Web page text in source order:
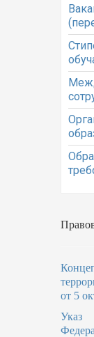
от 5
Указ